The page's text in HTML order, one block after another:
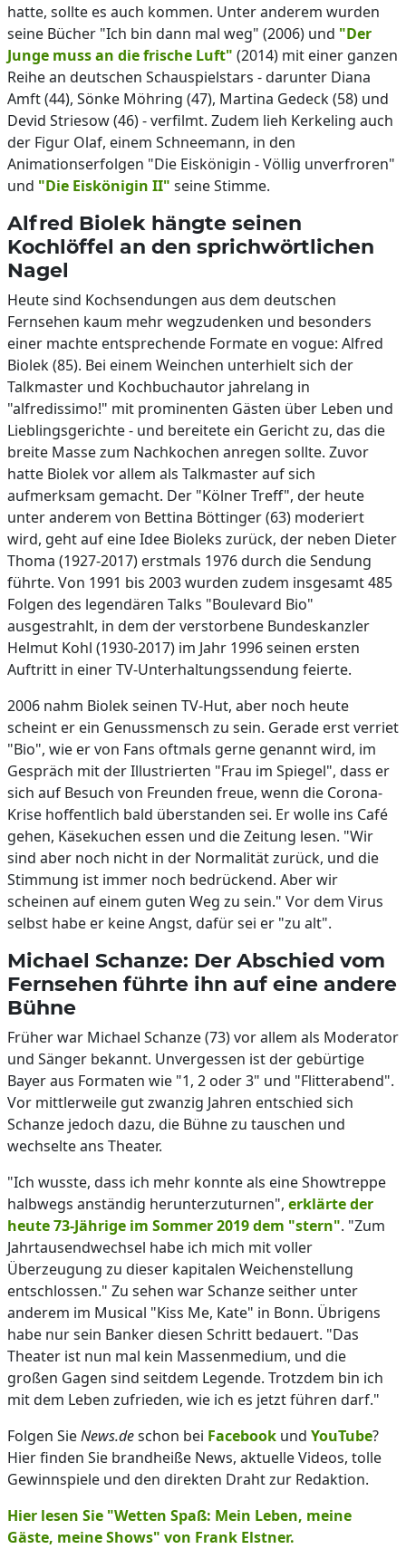
hatte, sollte es auch kommen. Unter anderem wurden
seine Bücher "Ich bin dann mal weg" (2006) und "Der
Junge muss an die frische Luft" (2014) mit einer ganzen
Reihe an deutschen Schauspielstars - darunter Diana
Amft (44), Sönke Möhring (47), Martina Gedeck (58) und
Devid Striesow (46) - verfilmt. Zudem lieh Kerkeling auch
der Figur Olaf, einem Schneemann, in den
Animationserfolgen "Die Eiskönigin - Völlig unverfroren"
und "Die Eiskönigin II" seine Stimme.
Alfred Biolek hängte seinen
Kochlöffel an den sprichwörtlichen
Nagel
Heute sind Kochsendungen aus dem deutschen
Fernsehen kaum mehr wegzudenken und besonders
einer machte entsprechende Formate en vogue: Alfred
Biolek (85). Bei einem Weinchen unterhielt sich der
Talkmaster und Kochbuchautor jahrelang in
"alfredissimo!" mit prominenten Gästen über Leben und
Lieblingsgerichte - und bereitete ein Gericht zu, das die
breite Masse zum Nachkochen anregen sollte. Zuvor
hatte Biolek vor allem als Talkmaster auf sich
aufmerksam gemacht. Der "Kölner Treff", der heute
unter anderem von Bettina Böttinger (63) moderiert
wird, geht auf eine Idee Bioleks zurück, der neben Dieter
Thoma (1927-2017) erstmals 1976 durch die Sendung
führte. Von 1991 bis 2003 wurden zudem insgesamt 485
Folgen des legendären Talks "Boulevard Bio"
ausgestrahlt, in dem der verstorbene Bundeskanzler
Helmut Kohl (1930-2017) im Jahr 1996 seinen ersten
Auftritt in einer TV-Unterhaltungssendung feierte.
2006 nahm Biolek seinen TV-Hut, aber noch heute
scheint er ein Genussmensch zu sein. Gerade erst verriet
"Bio", wie er von Fans oftmals gerne genannt wird, im
Gespräch mit der Illustrierten "Frau im Spiegel", dass er
sich auf Besuch von Freunden freue, wenn die Corona-
Krise hoffentlich bald überstanden sei. Er wolle ins Café
gehen, Käsekuchen essen und die Zeitung lesen. "Wir
sind aber noch nicht in der Normalität zurück, und die
Stimmung ist immer noch bedrückend. Aber wir
scheinen auf einem guten Weg zu sein." Vor dem Virus
selbst habe er keine Angst, dafür sei er "zu alt".
Michael Schanze: Der Abschied vom
Fernsehen führte ihn auf eine andere
Bühne
Früher war Michael Schanze (73) vor allem als Moderator
und Sänger bekannt. Unvergessen ist der gebürtige
Bayer aus Formaten wie "1, 2 oder 3" und "Flitterabend".
Vor mittlerweile gut zwanzig Jahren entschied sich
Schanze jedoch dazu, die Bühne zu tauschen und
wechselte ans Theater.
"Ich wusste, dass ich mehr konnte als eine Showtreppe
halbwegs anständig herunterzuturnen", erklärte der
heute 73-Jährige im Sommer 2019 dem "stern". "Zum
Jahrtausendwechsel habe ich mich mit voller
Überzeugung zu dieser kapitalen Weichenstellung
entschlossen." Zu sehen war Schanze seither unter
anderem im Musical "Kiss Me, Kate" in Bonn. Übrigens
habe nur sein Banker diesen Schritt bedauert. "Das
Theater ist nun mal kein Massenmedium, und die
großen Gagen sind seitdem Legende. Trotzdem bin ich
mit dem Leben zufrieden, wie ich es jetzt führen darf."
Folgen SieNews.deschon bei Facebook und YouTube?
Hier finden Sie brandheiße News, aktuelle Videos, tolle
Gewinnspiele und den direkten Draht zur Redaktion.
Hier lesen Sie "Wetten Spaß: Mein Leben, meine
Gäste, meine Shows" von Frank Elstner.